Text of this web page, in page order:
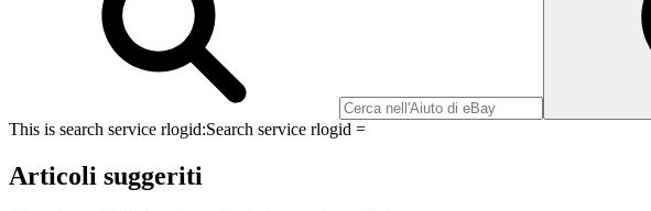
This is search service rlogid:Search service rlogid =
Articoli suggeriti